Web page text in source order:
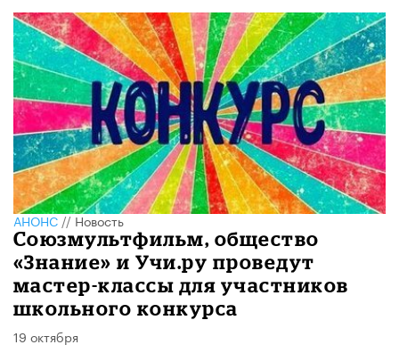
АНОНС//Новость
Союзмультфильм, общество
«Знание» и Учи.ру проведут
мастер-классы для участников
школьного конкурса
19 октября